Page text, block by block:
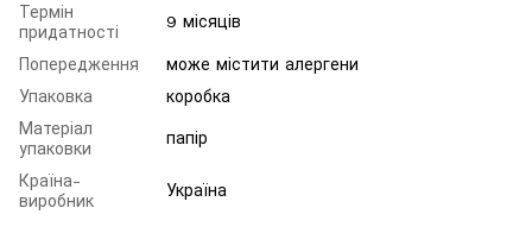
Термін
придатності
9 місяців
Попередження
може містити алергени
Упаковка
коробка
Матеріал
упаковки
папір
Країна-
виробник
Україна